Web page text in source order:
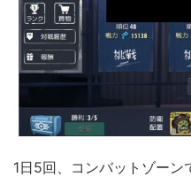
1日5回、コンバットゾーン